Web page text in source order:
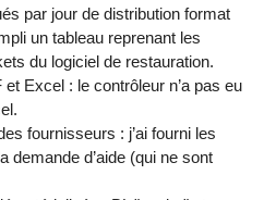
par jour de distribution format
un tableau reprenant les
du logiciel de restauration.
Excel : le contrôleur n’a pas eu
fournisseurs : j’ai fourni les
demande d’aide (qui ne sont